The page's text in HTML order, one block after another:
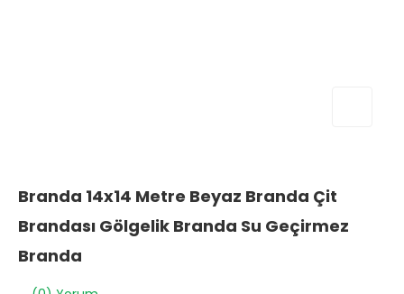
Branda 14x14 Metre Beyaz Branda Çit
Brandası Gölgelik Branda Su Geçirmez
Branda